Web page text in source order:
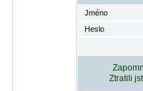
Jméno
Heslo
Ztratili